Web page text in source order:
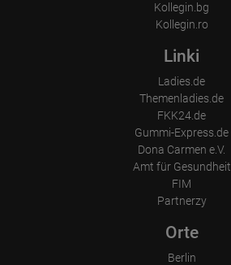
Kollegin.bg
Kollegin.ro
Linki
Ladies.de
Themenladies.de
FKK24.de
Gummi-Express.de
Dona Carmen e.V.
Amt für Gesundheit
FIM
Partnerzy
Orte
Berlin